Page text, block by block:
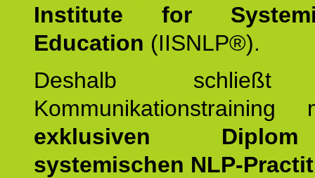
Institute for
Education (IISNLP®).
Deshalb schließt
exklusiven
systemischen NLP-